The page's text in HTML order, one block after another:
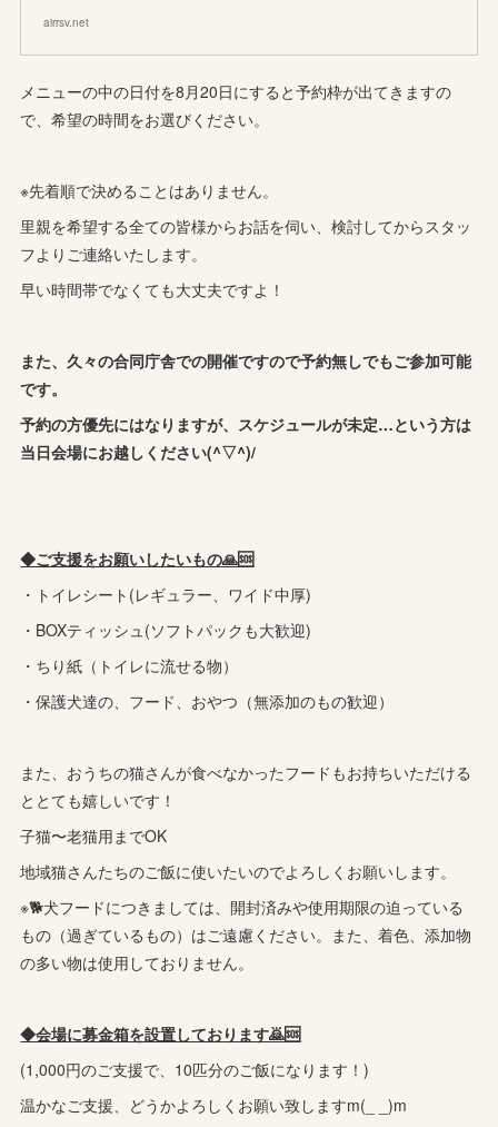
airrsv.net
メニューの中の日付を8月20日にすると予約枠が出てきますの
で、希望の時間をお選びください。
※先着順で決めることはありません。
里親を希望する全ての皆様からお話を伺い、検討してからスタッ
フよりご連絡いたします。
早い時間帯でなくても大丈夫ですよ！
また、久々の合同庁舎での開催ですので予約無しでもご参加可能
です。
予約の方優先にはなりますが、スケジュールが未定…という方は
当日会場にお越しください(^▽^)/
◆ご支援をお願いしたいもの🙏🆘️
・トイレシート(レギュラー、ワイド中厚)
・BOXティッシュ(ソフトパックも大歓迎)
・ちり紙（トイレに流せる物）
・保護犬達の、フード、おやつ（無添加のもの歓迎）
また、おうちの猫さんが食べなかったフードもお持ちいただける
ととても嬉しいです！
子猫〜老猫用までOK
地域猫さんたちのご飯に使いたいのでよろしくお願いします。
※🐕犬フードにつきましては、開封済みや使用期限の迫っている
もの（過ぎているもの）はご遠慮ください。また、着色、添加物
の多い物は使用しておりません。
◆会場に募金箱を設置しております🙇🆘️
(1,000円のご支援で、10匹分のご飯になります！)
温かなご支援、どうかよろしくお願い致しますm(_ _)m